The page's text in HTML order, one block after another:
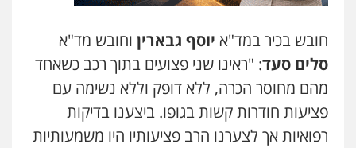
פלילי פשיעה חמורה תעבורה אסירים
עו"ד שאדי נאטור
פלילי פשיעה חמורה מעצרים וחקירות
0509230800
חובש בכיר במד"א יוסף גבארין וחובש מד"א
סלים סעד: "ראינו שני פצועים בתוך רכב כשאחד
מהם מחוסר הכרה, ללא דופק וללא נשימה עם
פציעות חודרות קשות בגופו. ביצענו בדיקות
רפואיות אך לצערנו הרב פציעותיו היו משמעותיות